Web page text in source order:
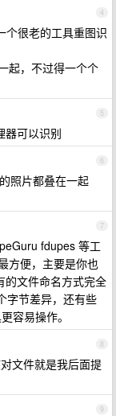
4
个很老的工具重图识
起，不过得一个个
5
器可以识别
6
照片都叠在一起
7
fdupes 等工
方便，主要是你也
的文件命名方式完全
字节差异，还有些
容易操作。
8
文件就是我后面提
9